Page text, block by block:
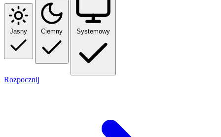
Jasny Ciemny Systemowy
Rozpocznij